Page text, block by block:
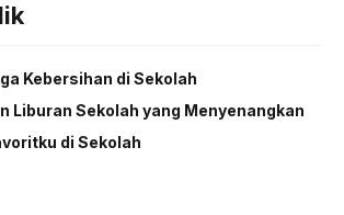
Kebersihan di Sekolah
Liburan Sekolah yang Menyenangkan
di Sekolah